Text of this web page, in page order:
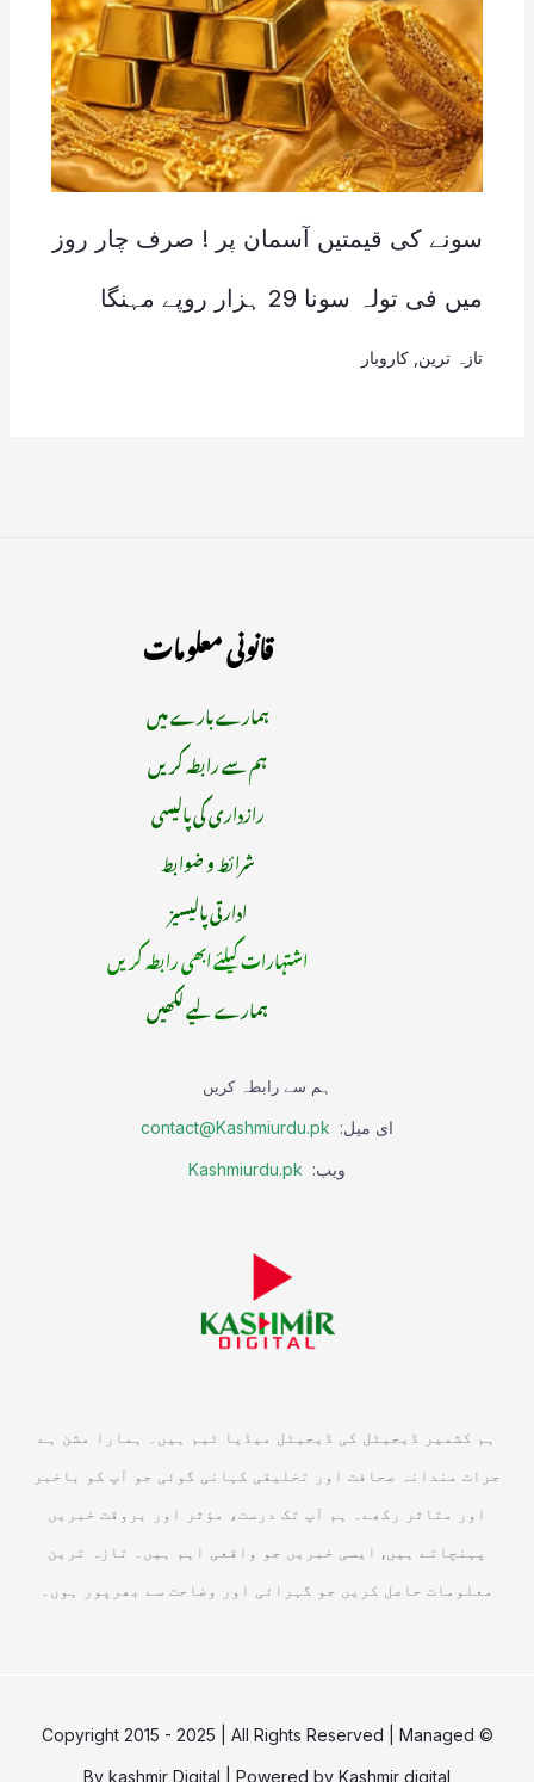
سونے کی قیمتیں آسمان پر ! صرف چار روز
میں فی تولہ سونا 29 ہزار روپے مہنگا
تازہ ترین کاروبار
قانونی معلومات
ہمارے بارے میں
ہم سے رابطہ کریں
رازداری کی پالیسی
شرائط و ضوابط
ادارتی پالیسیز
اشتہارات کیلئے ابھی رابطہ کریں
ہمارے لیے لکھیں
ہم سے رابطہ کریں
ای میل: contact@Kashmiurdu.pk
ویب: Kashmiurdu.pk
ہم کشمیر ڈیجیٹل کی ڈیجیٹل میڈیا ٹیم ہیں۔ ہمارا مشن ہے
جرات مندانہ صحافت اور تخلیقی کہانی گوئی جو آپ کو باخبر
اور متاثر رکھے۔ ہم آپ تک درست، مؤثر اور بروقت خبریں
پہنچاتے ہیں, ایسی خبریں جو واقعی اہم ہیں۔ تازہ ترین
معلومات حاصل کریں جو گہرائی اور وضاحت سے بھرپور ہوں۔
© Copyright 2015 - 2025 | All Rights Reserved | Managed
By kashmir Digital | Powered by Kashmir digital